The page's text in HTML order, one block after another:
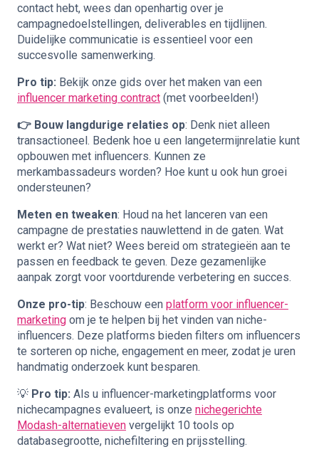
contact hebt, wees dan openhartig over je
campagnedoelstellingen, deliverables en tijdlijnen.
Duidelijke communicatie is essentieel voor een
succesvolle samenwerking.
Pro tip: Bekijk onze gids over het maken van een
influencer marketing contract (met voorbeelden!)
👉 Bouw langdurige relaties op: Denk niet alleen
transactioneel. Bedenk hoe u een langetermijnrelatie kunt
opbouwen met influencers. Kunnen ze
merkambassadeurs worden? Hoe kunt u ook hun groei
ondersteunen?
Meten en tweaken: Houd na het lanceren van een
campagne de prestaties nauwlettend in de gaten. Wat
werkt er? Wat niet? Wees bereid om strategieën aan te
passen en feedback te geven. Deze gezamenlijke
aanpak zorgt voor voortdurende verbetering en succes.
Onze pro-tip: Beschouw een platform voor influencer-
marketing om je te helpen bij het vinden van niche-
influencers. Deze platforms bieden filters om influencers
te sorteren op niche, engagement en meer, zodat je uren
handmatig onderzoek kunt besparen.
💡 Pro tip: Als u influencer-marketingplatforms voor
nichecampagnes evalueert, is onze nichegerichte
Modash-alternatieven vergelijkt 10 tools op
databasegrootte, nichefiltering en prijsstelling.